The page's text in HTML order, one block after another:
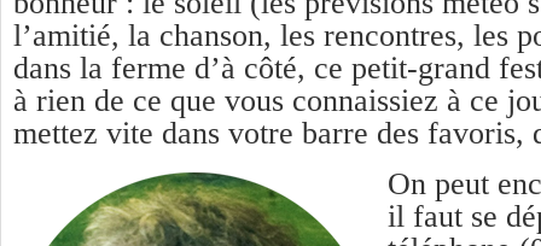
l’amitié, la chanson, les rencontres, les
dans la ferme d’à côté, ce petit-grand
à rien de ce que vous connaissiez à ce
mettez vite dans votre barre des favoris,
On peut
il faut se